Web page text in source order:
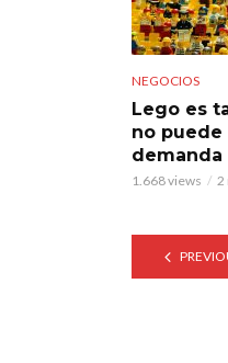
NEGOCIOS
Lego es
no puede
demanda
1.668 views 2